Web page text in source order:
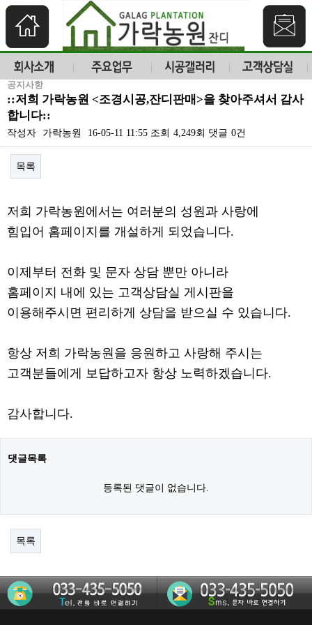
공지사항
::저희 가락농원 <조경시공,잔디판매>을 찾아주셔서 감사
합니다::
작성자 가락농원 16-05-11 11:55 조회 4,249회 댓글 0건
목록
저희 가락농원에서는 여러분의 성원과 사랑에
힘입어 홈페이지를 개설하게 되었습니다.
이제부터 전화 및 문자 상담 뿐만 아니라
홈페이지 내에 있는 고객상담실 게시판을
이용해주시면 편리하게 상담을 받으실 수 있습니다.
항상 저희 가락농원을 응원하고 사랑해 주시는
고객분들에게 보답하고자 항상 노력하겠습니다.
감사합니다.
댓글목록
등록된 댓글이 없습니다.
목록